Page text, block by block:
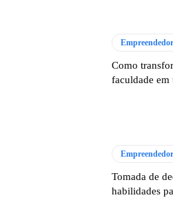
Como
faculdade em
Tomada de
habilidades